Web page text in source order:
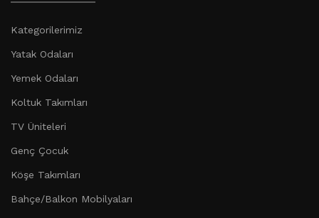
Kategorilerimiz
Yatak Odaları
Yemek Odaları
Koltuk Takımları
TV Üniteleri
Genç Çocuk
Köşe Takımları
Bahçe/Balkon Mobilyaları